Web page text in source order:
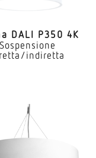
DALI P350 4K
Sospensione
indiretta